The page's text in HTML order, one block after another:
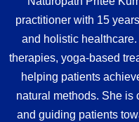
practitioner with 15
and holistic
therapies, yoga-based
helping patients
natural methods. She is
and guiding patients